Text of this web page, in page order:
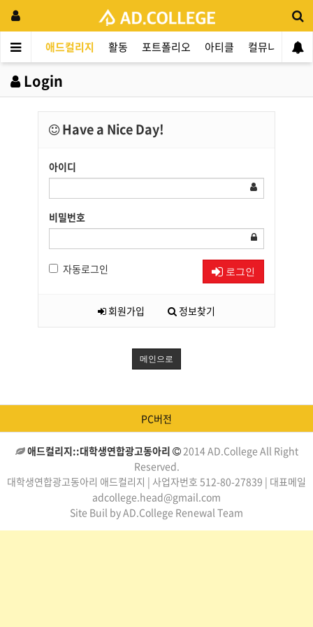
애드컬리지 활동 포트폴리오 아티클 컬뮤니티
Login
Have a Nice Day!
아이디
비밀번호
자동로그인 로그인
회원가입 정보찾기
메인으로
PC버전
애드컬리지::대학생연합광고동아리
2014 AD.College All Right
Reserved.
대학생연합광고동아리 애드컬리지 | 사업자번호 512-80-27839 | 대표메일
adcollege.head@gmail.com
Site Buil by AD.College Renewal Team